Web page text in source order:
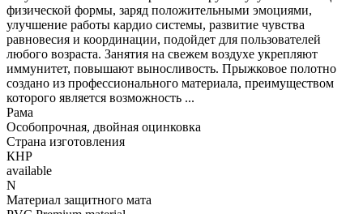
физической формы, заряд положительными эмоциями,
улучшение работы кардио системы, развитие чувства
равновесия и координации, подойдет для пользователей
любого возраста. Занятия на свежем воздухе укрепляют
иммунитет, повышают выносливость. Прыжковое полотно
создано из профессионального материала, преимуществом
которого является возможность ...
Рама
Особопрочная, двойная оцинковка
Страна изготовления
КНР
available
N
Материал защитного мата